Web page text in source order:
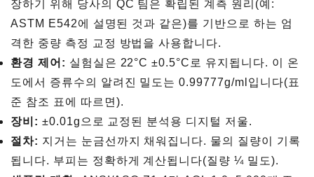
장하기 위해 당사의 QC 팀은 확립된 계측 원리(예:
ASTM E542에 설명된 것과 같은)를 기반으로 하는 엄
격한 중량 측정 교정 방법을 사용합니다.
환경 제어: 실험실은 22°C ±0.5°C로 유지됩니다. 이 온
도에서 증류수의 알려진 밀도는 0.99777g/ml입니다(표
준 참조 표에 따르면).
장비: ±0.01g으로 교정된 분석용 디지털 저울.
절차: 지거는 눈금선까지 채워집니다. 물의 질량이 기록
됩니다. 부피는 정확하게 계산됩니다(질량 ¼ 밀도).